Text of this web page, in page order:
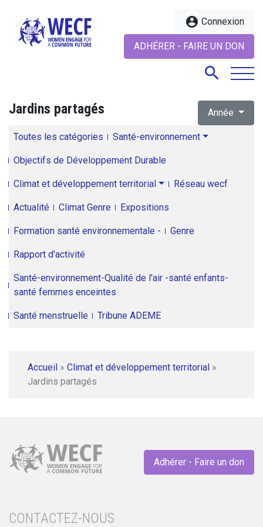
account_circle Connexion
ADHÉRER - FAIRE UN DON
search
Jardins partagés Année
Toutes les catégories Santé-environnement
Objectifs de Développement Durable
Climat et développement territorial Réseau wecf
Actualité Climat Genre Expositions
Formation santé environnementale - Genre
Rapport d'activité
Santé-environnement-Qualité de l'air -santé enfants-
santé femmes enceintes
Santé menstruelle Tribune ADEME
Accueil » Climat et développement territorial »
Jardins partagés
Adhérer - Faire un don
CONTACTEZ-NOUS